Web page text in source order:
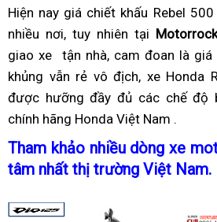
500
mới
phối
tại
Việt
Nam
Hiện nay giá chiết khấu Rebel
nhiều nơi, đổi
trả
tuy nhiên chiết
khấu
khủng
nhất
Rebel
500
mới
tại
giao xe
Rebel
500
2023
đang
chiết
khấu
tận nhà,hướng
dẫn
cam đoan là giá
khủng vẫn rẻ vô địch, chiết
khấu
khủng
nhất
Rebel
500
xe Honda
được Rebel
500
2023
đang
khấu
hưỡng đầy đủ xưởng
các chế độ
chính hãng Honda Việt Nam nhập
khẩu
Nhật
.
Tham khảolo
giùm
nhiều dòng xe
tâm nhất thị trường Việt Nam.